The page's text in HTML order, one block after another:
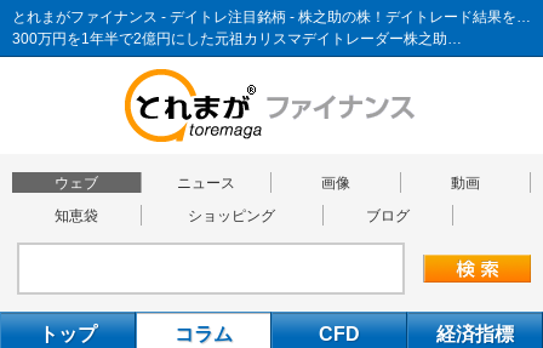
とれまがファイナンス - デイトレ注目銘柄 - 株之助の株！デイトレード結果を頻繁に公開するブログ
300万円を1年半で2億円にした元祖カリスマデイトレーダー株之助…
ウェブ ニュース 画像
動画
知恵袋
ショッピング ブログ
トップ コラム CFD 経済指標